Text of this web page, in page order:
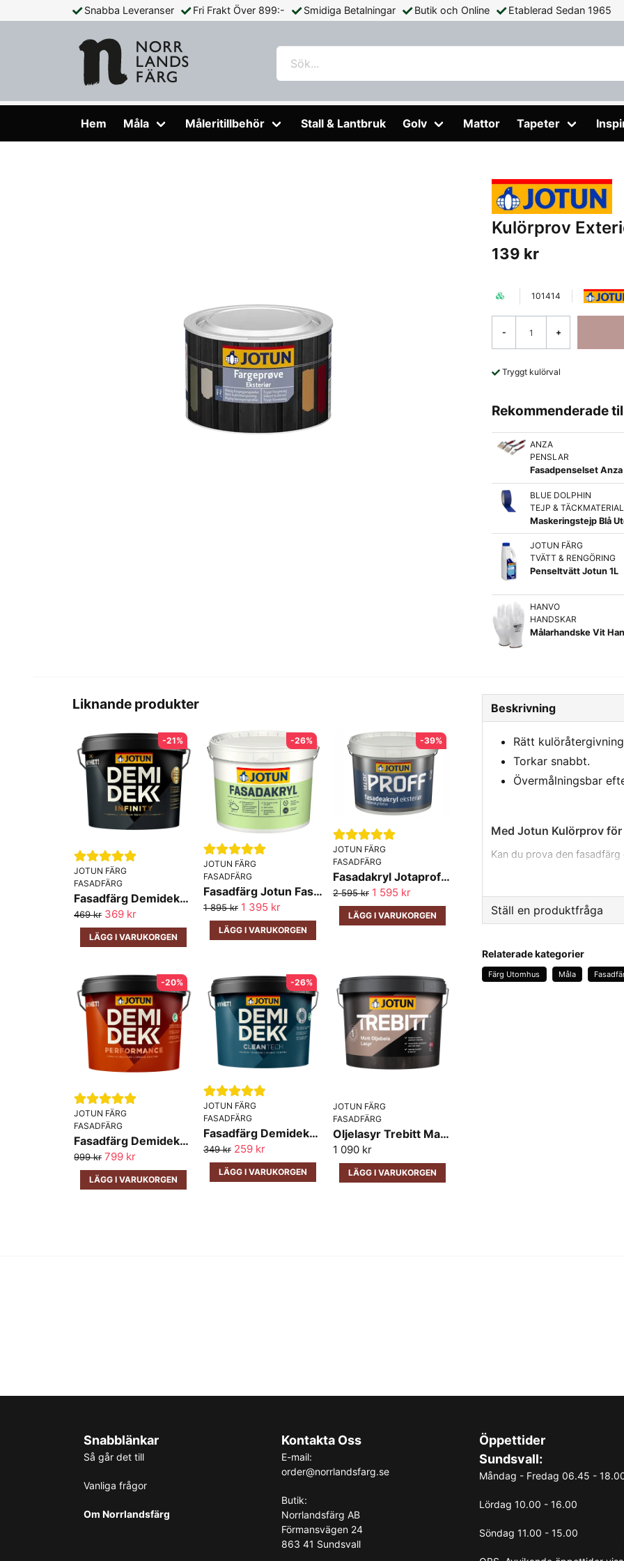
Snabba Leveranser Fri Frakt Över 899:- Smidiga Betalningar Butik och Online Etablerad Sedan 1965
Hem Måla Måleritillbehör Stall & Lantbruk Golv Mattor Tapeter
Kulörprov
139 kr
101414
- +
Tryggt kulörval
Rekommenderade
ANZA
PENSLAR
Fasadpenselset
BLUE DOLPHIN
TEJP & TÄCKMATERIAL
Maskeringstejp Blå
JOTUN FÄRG
TVÄTT & RENGÖRING
Penseltvätt Jotun 1L
HANVO
HANDSKAR
Målarhandske Vit
Liknande produkter
JOTUN FÄRG
FASADFÄRG
Fasadfärg Demidekk Infinity Täckfärg Jotun
469 kr 369 kr
LÄGG I VARUKORGEN
-21%
JOTUN FÄRG
FASADFÄRG
Fasadfärg Jotun Fasadakryl Eggvit(0502-y) 10 lit
1 895 kr 1 395 kr
LÄGG I VARUKORGEN
-26%
JOTUN FÄRG
FASADFÄRG
Fasadakryl Jotaproff Jotun 10lit
2 595 kr 1 595 kr
LÄGG I VARUKORGEN
-39%
JOTUN FÄRG
FASADFÄRG
Fasadfärg Demidekk Performance Jotun
999 kr 799 kr
LÄGG I VARUKORGEN
-20%
JOTUN FÄRG
FASADFÄRG
Fasadfärg Demidekk Cleantech Jotun
349 kr 259 kr
LÄGG I VARUKORGEN
-26%
JOTUN FÄRG
FASADFÄRG
Oljelasyr Trebitt Matt Jotun
1 090 kr
LÄGG I VARUKORGEN
Beskrivning
Rätt kulöråtergivning
Torkar snabbt.
Övermålningsbar
Med Jotun Kulörprov
Kan du prova den
bestämmer dig för att måla
Färgen garanterar riktig
produkter.
Ställ en produktfråga
Fråga oss något om
Relaterade kategorier
Färg Utomhus Måla
Snabblänkar
Så går det till
Vanliga frågor
Om Norrlandsfärg
Kontakta Oss
E-mail:
order@norrlandsfarg.se
Butik:
Norrlandsfärg AB
Förmansvägen 24
863 41 Sundsvall
Öppettider
Sundsvall:
Måndag - Fredag 06.45 -
Lördag 10.00 - 16.00
Söndag 11.00 - 15.00